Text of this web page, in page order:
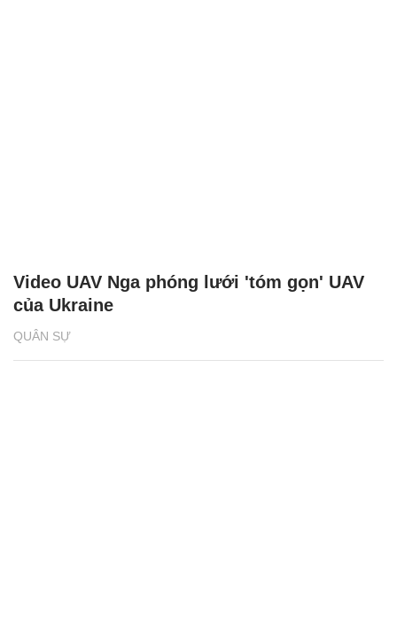
QUÂN SỰ
Video UAV Nga phóng lưới 'tóm gọn' UAV
của Ukraine